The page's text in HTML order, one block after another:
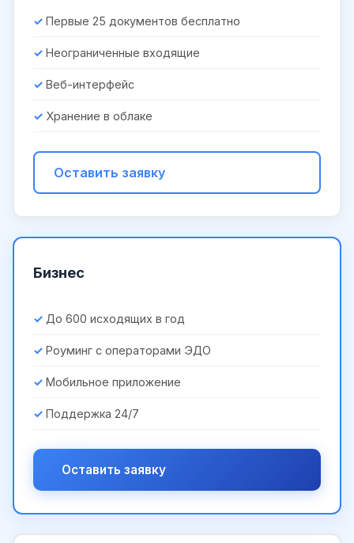
Первые 25 документов бесплатно
Неограниченные входящие
Веб-интерфейс
Хранение в облаке
Оставить заявку
Бизнес
До 600 исходящих в год
Роуминг с операторами ЭДО
Мобильное приложение
Поддержка 24/7
Оставить заявку